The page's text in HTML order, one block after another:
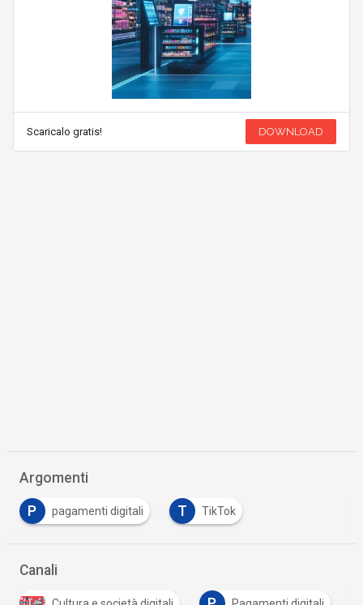
Scaricalo gratis! DOWNLOAD
Argomenti
P pagamenti digitali T TikTok
Canali